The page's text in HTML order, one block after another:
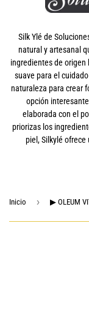
Silk Ylé de
natural y artesanal
ingredientes de
suave para el
naturaleza para crear
opción
elaborada con el
priorizas los
piel, Silkylé
Inicio ›